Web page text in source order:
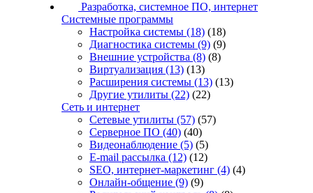
Разработка, системное ПО, интернет
Системные программы
Настройка системы (18) (18)
Диагностика системы (9) (9)
Внешние устройства (8) (8)
Виртуализация (13) (13)
Расширения системы (13) (13)
Другие утилиты (22) (22)
Сеть и интернет
Сетевые утилиты (57) (57)
Серверное ПО (40) (40)
Видеонаблюдение (5) (5)
E-mail рассылка (12) (12)
SEO, интернет-маркетинг (4) (4)
Онлайн-общение (9) (9)